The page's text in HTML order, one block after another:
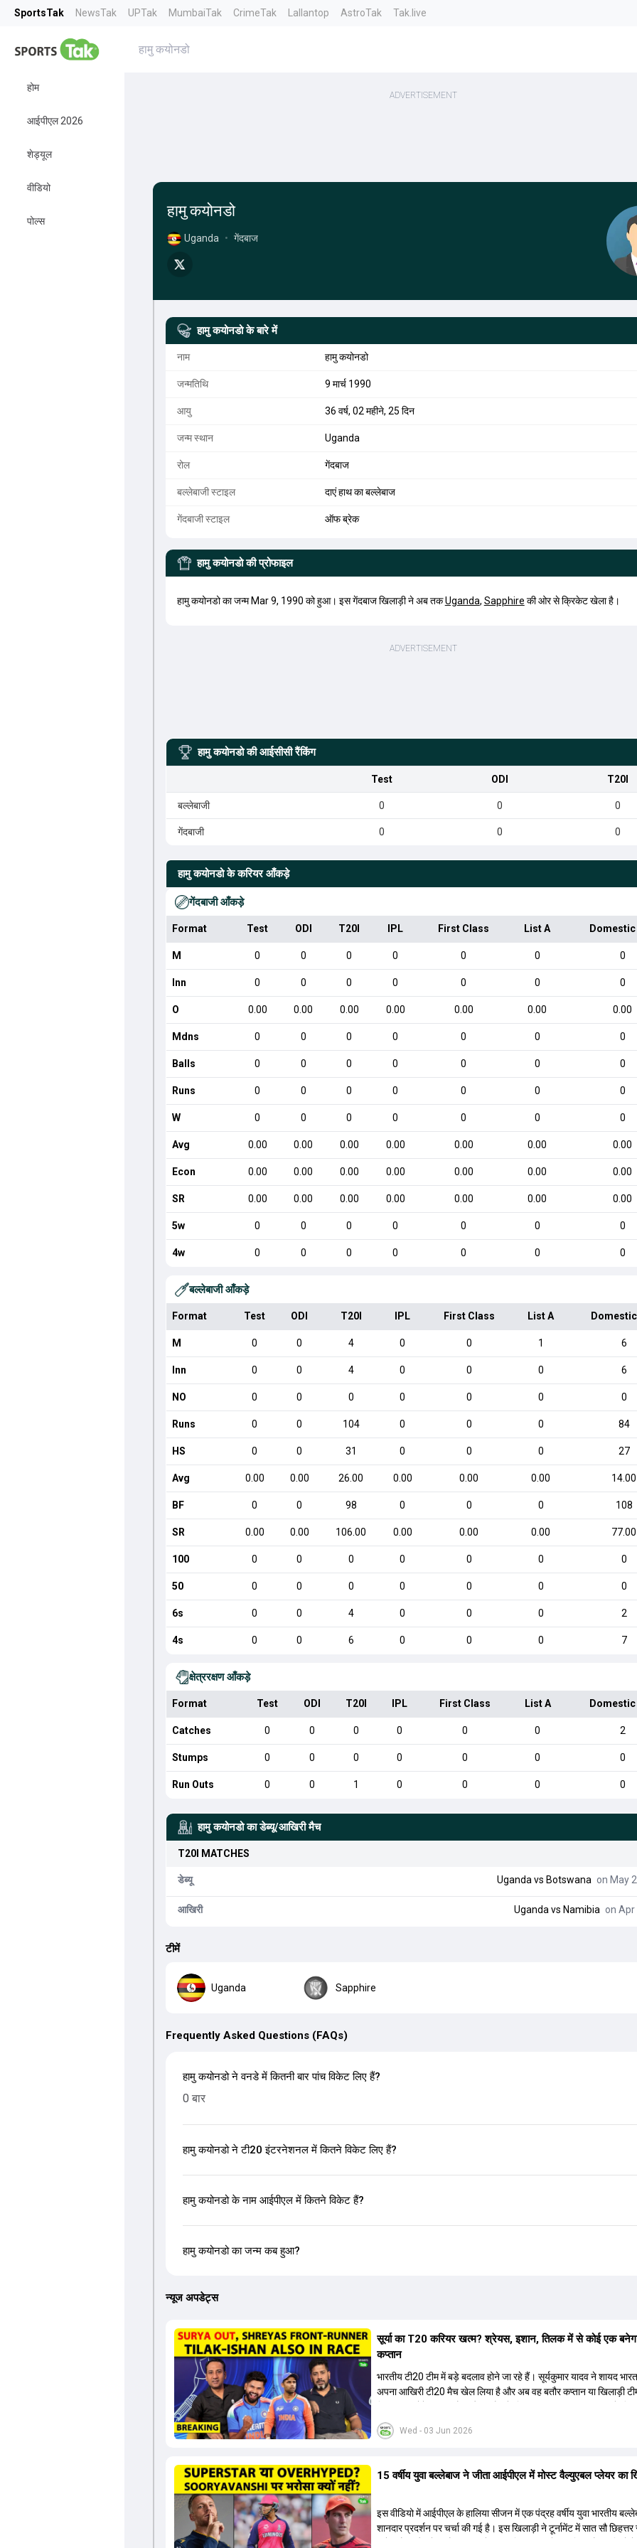
SportsTak NewsTak UPTak MumbaiTak CrimeTak Lallantop AstroTak Tak.live
होम
आईपीएल 2026
शेड्यूल
वीडियो
पोल्स
हामु कयोनडो
हामु कयोनडो
Uganda • गेंदबाज
हामु कयोनडो के बारे में
नाम हामु कयोनडो
जन्मतिथि 9 मार्च 1990
आयु 36 वर्ष, 02 महीने, 25 दिन
जन्म स्थान Uganda
रोल गेंदबाज
बल्लेबाजी स्टाइल दाएं हाथ का बल्लेबाज
गेंदबाजी स्टाइल ऑफ ब्रेक
हामु कयोनडो की प्रोफाइल
हामु कयोनडो का जन्म Mar 9, 1990 को हुआ। इस गेंदबाज खिलाड़ी ने अब तकUganda, Sapphire की ओर से क्रिकेट खेला है।
हामु कयोनडो की आईसीसी रैंकिंग
Test ODI T20I
बल्लेबाजी 0 0 0
गेंदबाजी 0 0 0
हामु कयोनडो के करियर आँकड़े
गेंदबाजी आँकड़े
Format Test ODI T20I IPL First Class List A
M 0 0 0 0 0 0 0
Inn 0 0 0 0 0 0 0
O 0.00 0.00 0.00 0.00 0.00 0.00 0.00
Mdns 0 0 0 0 0 0 0
Balls 0 0 0 0 0 0 0
Runs 0 0 0 0 0 0 0
W 0 0 0 0 0 0 0
Avg 0.00 0.00 0.00 0.00 0.00 0.00 0.00
Econ 0.00 0.00 0.00 0.00 0.00 0.00 0.00
SR 0.00 0.00 0.00 0.00 0.00 0.00 0.00
5w 0 0 0 0 0 0 0
4w 0 0 0 0 0 0 0
बल्लेबाजी आँकड़े
Format Test ODI T20I IPL First Class List A
M 0 0 4 0 0 1 6
Inn 0 0 4 0 0 0 6
NO 0 0 0 0 0 0 0
Runs 0 0 104 0 0 0 84
HS 0 0 31 0 0 0 27
Avg 0.00 0.00 26.00 0.00 0.00 0.00 14.00
BF 0 0 98 0 0 0 108
SR 0.00 0.00 106.00 0.00 0.00 0.00 77.00
100 0 0 0 0 0 0 0
50 0 0 0 0 0 0 0
6s 0 0 4 0 0 0 2
4s 0 0 6 0 0 0 7
क्षेत्ररक्षण आँकड़े
Format Test ODI T20I IPL First Class List A
Catches 0 0 0 0 0 0 2
Stumps 0 0 0 0 0 0 0
Run Outs 0 0 1 0 0 0 0
हामु कयोनडो का डेब्यू/आखिरी मैच
T20I MATCHES
डेब्यू Uganda vs Botswana on May
आखिरी Uganda vs Namibia on Apr
टीमें
Uganda Sapphire
Frequently Asked Questions (FAQs)
हामु कयोनडो ने वनडे में कितनी बार पांच विकेट लिए हैं?
0 बार
हामु कयोनडो ने टी20 इंटरनेशनल में कितने विकेट लिए हैं?
हामु कयोनडो के नाम आईपीएल में कितने विकेट हैं?
हामु कयोनडो का जन्म कब हुआ?
न्यूज अपडेट्स
Wed - 03 Jun 2026
सूर्या का T20 करियर खत्म? श्रेयस, इशान, तिलक में से कोई एक
कप्तान
भारतीय टी20 टीम में बड़े बदलाव होने जा रहे हैं। सूर्यकुमार यादव ने शायद
अपना आखिरी टी20 मैच खेल लिया है और अब वह बतौर कप्तान या खिलाड़ी
की तलाश जारी है। इस रेस में श्रेयस अय्यर सबसे आगे चल रहे हैं। उनके
किशन और तिलक वर्मा भी कप्तानी के दावेदार हैं। अक्षर पटेल इस रेस में काफी
और संजू सैमसन पहली पसंद होंगे। इसके अलावा नीतीश रेड्डी को बतौर
आगामी टी20 वर्ल्ड कप और 2028 ओलंपिक के लिए लंबी अवधि का विजन
हैं।
15 वर्षीय युवा बल्लेबाज ने जीता आईपीएल में मोस्ट वैल्युएबल प्लेयर का
इस वीडियो में आईपीएल के हालिया सीजन में एक पंद्रह वर्षीय युवा भारतीय
शानदार प्रदर्शन पर चर्चा की गई है। इस खिलाड़ी ने टूर्नामेंट में सात सौ